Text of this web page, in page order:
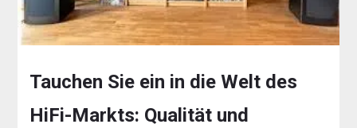
Tauchen Sie ein in die Welt des
HiFi-Markts: Qualität und